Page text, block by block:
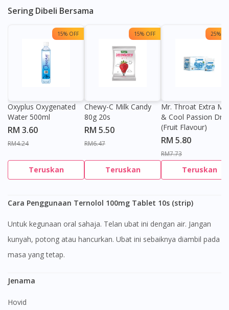
Sering Dibeli Bersama
15% OFF
Oxyplus Oxygenated
Water 500ml
RM 3.60
RM4.24
Teruskan
15% OFF
Chewy-C Milk Candy
80g 20s
RM 5.50
RM6.47
Teruskan
25%
Mr. Throat Extra
& Cool Passion
(Fruit Flavour)
RM 5.80
RM7.73
Teruskan
Cara Penggunaan Ternolol 100mg Tablet 10s (strip)
Untuk kegunaan oral sahaja. Telan ubat ini dengan air. Jangan
kunyah, potong atau hancurkan. Ubat ini sebaiknya diambil pada
masa yang tetap.
Jenama
Hovid